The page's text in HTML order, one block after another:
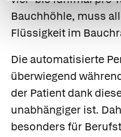
Bauchhöhle, muss
Flüssigkeit im
Die automatisierte
überwiegend
der Patient dank
unabhängiger ist.
besonders für